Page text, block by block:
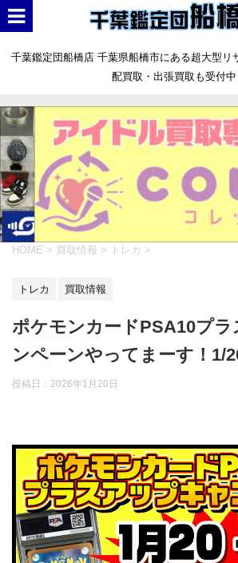
千葉鑑定団船橋店 千葉県船橋市にある超大型
配買取・出張買取も受付中
HOME > 買取情報 > トレカ >
トレカ 買取情報
ポケモンカードPSA10プラ
ンペーンやってまーす！1/
投稿日： 2026年1月20日